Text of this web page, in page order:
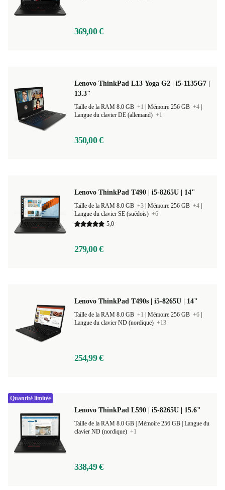
369,00 €
Lenovo ThinkPad L13 Yoga G2 | i5-1135G7 |
13.3"
Taille de la RAM 8.0 GB +1 Mémoire 256 GB +4
Langue du clavier DE (allemand) +1
350,00 €
Lenovo ThinkPad T490 | i5-8265U | 14"
Taille de la RAM 8.0 GB +3 Mémoire 256 GB +4
Langue du clavier SE (suédois) +6
5,0
279,00 €
Lenovo ThinkPad T490s | i5-8265U | 14"
Taille de la RAM 8.0 GB +1 Mémoire 256 GB +6
Langue du clavier ND (nordique) +13
254,99 €
Lenovo ThinkPad L590 | i5-8265U | 15.6"
Langue du
clavier ND (nordique) +1
338,49 €
Quantité limitée